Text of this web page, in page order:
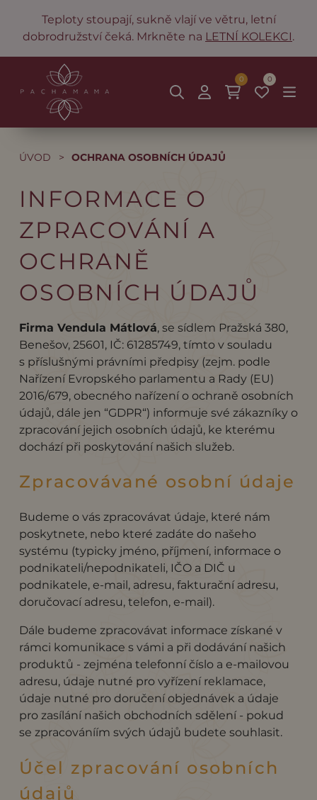
Teploty stoupají, sukně vlají ve větru, letní
dobrodružství čeká. Mrkněte na LETNÍ KOLEKCI.
0
0
ÚVOD > OCHRANA OSOBNÍCH ÚDAJŮ
INFORMACE O
ZPRACOVÁNÍ A
OCHRANĚ
OSOBNÍCH ÚDAJŮ
Firma Vendula Mátlová, se sídlem Pražská 380,
Benešov, 25601, IČ: 61285749, tímto v souladu
s příslušnými právními předpisy (zejm. podle
Nařízení Evropského parlamentu a Rady (EU)
2016/679, obecného nařízení o ochraně osobních
údajů, dále jen “GDPR“) informuje své zákazníky o
zpracování jejich osobních údajů, ke kterému
dochází při poskytování našich služeb.
Zpracovávané osobní údaje
Budeme o vás zpracovávat údaje, které nám
poskytnete, nebo které zadáte do našeho
systému (typicky jméno, příjmení, informace o
podnikateli/nepodnikateli, IČO a DIČ u
podnikatele, e-mail, adresu, fakturační adresu,
doručovací adresu, telefon, e-mail).
Dále budeme zpracovávat informace získané v
rámci komunikace s vámi a při dodávání našich
produktů - zejména telefonní číslo a e-mailovou
adresu, údaje nutné pro vyřízení reklamace,
údaje nutné pro doručení objednávek a údaje
pro zasílání našich obchodních sdělení - pokud
se zpracováníím svých údajů budete souhlasit.
Účel zpracování osobních
údajů